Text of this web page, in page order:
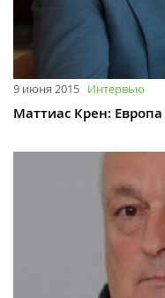
9 июня 2015 Интервью
Маттиас Крен: